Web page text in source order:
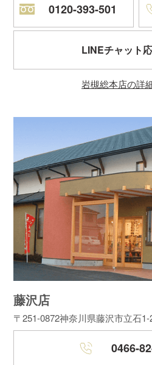
0120-393-501
LINEチャット
岩槻総本店の詳
藤沢店
〒251-0872神奈川県藤沢市立石1-
0466-